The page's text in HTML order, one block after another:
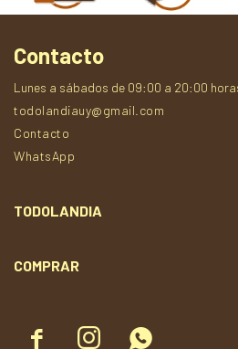
  
Contacto
Lunes a sábados de 09:00 a 20:00
todolandiauy@gmail.com
Contacto
WhatsApp
TODOLANDIA
COMPRAR